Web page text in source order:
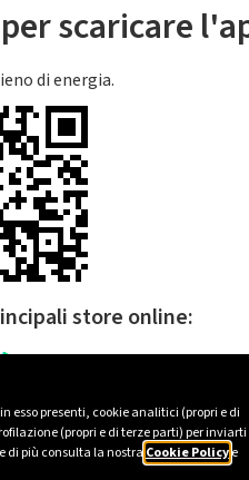
esso presenti, cookie analitici (propri e di
(propri e di terze parti) per inviarti
di più consulta la nostra Cookie Policye
scaricare
di energia.
store online: